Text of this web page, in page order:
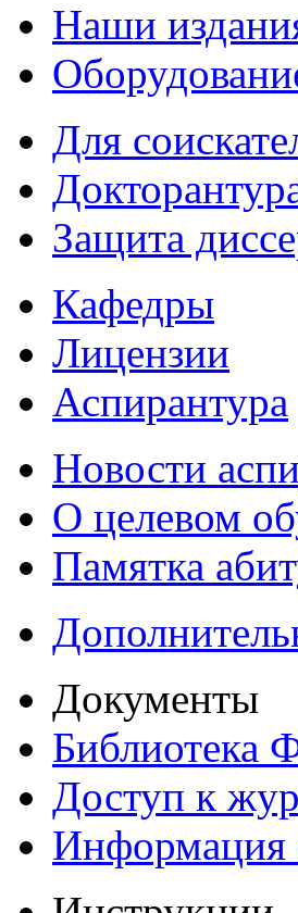
Наши
Для
Защита
Кафедры
Лицензии
Аспирантура
Новости
О целевом
Памятка
Документы
Доступ к
Информация